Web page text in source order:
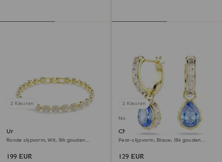
2 Kleuren
Una Angelic armband
Ronde slijpvorm, Wit, ‎18k gouden
199 EUR
2 Kleuren
Nieuw
Chroma Oorhangers
Pear-slijpvorm, Blauw, ‎18k gouden
129 EUR